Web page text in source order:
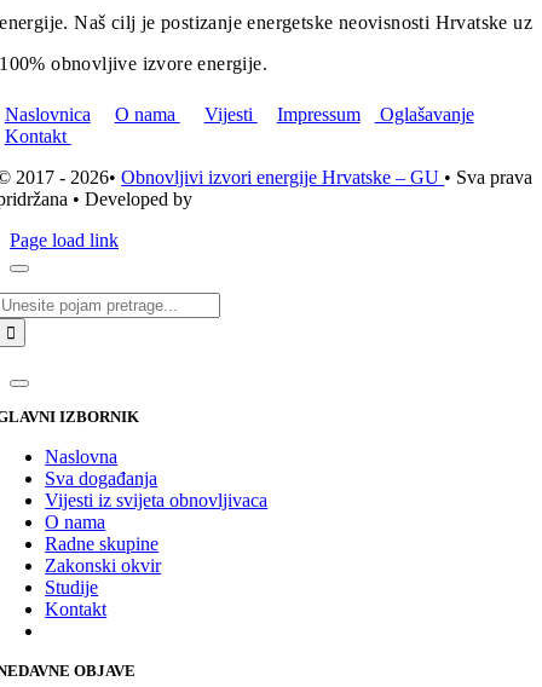
energije. Naš cilj je postizanje energetske neovisnosti Hrvatske uz
100% obnovljive izvore energije.
Naslovnica O nama Vijesti Impressum
Oglašavanje
Kontakt
2017 - 2026•Obnovljivi izvori energije Hrvatske – GU • Sva prava
• Developed by
Page load link
IZBORNIK
Naslovna
Sva događanja
Vijesti iz svijeta obnovljivaca
O nama
Radne skupine
Zakonski okvir
Studije
Kontakt
OBJAVE